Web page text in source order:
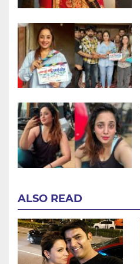
ALSO READ